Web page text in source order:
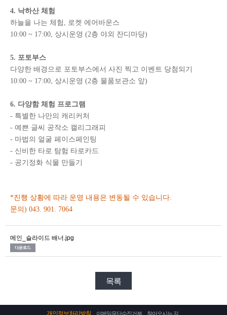
4. 낙하산 체험
하늘을 나는 체험, 로켓 에어바운스
10:00 ~ 17:00, 상시운영 (2층 야외 잔디마당)
5. 포토부스
다양한 배경으로 포토부스에서 사진 찍고 이벤트 당첨되기
10:00 ~ 17:00, 상시운영 (2층 물품보관소 앞)
6. 다양함 체험 프로그램
- 특별한 나만의 캐리커처
- 예쁜 글씨 공작소 캘리그래피
- 마법의 얼굴 페이스페인팅
- 신비한 타로 탐험 타로카드
- 공기정화 식물 만들기
*진행 상황에 따라 운영 내용은 변동될 수 있습니다.
문의) 043. 901. 7064
메인_슬라이드 배너.jpg
목록
이메일무단수집거부 찾아오시는 길